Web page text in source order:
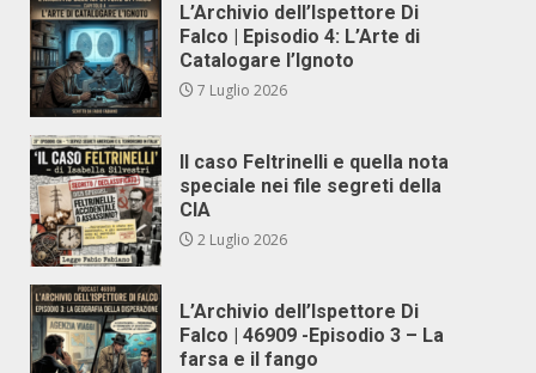
L’Archivio dell’Ispettore Di
Falco | Episodio 4: L’Arte di
Catalogare l’Ignoto
7 Luglio 2026
Il caso Feltrinelli e quella nota
speciale nei file segreti della
CIA
2 Luglio 2026
L’Archivio dell’Ispettore Di
Falco | 46909 -Episodio 3 – La
farsa e il fango